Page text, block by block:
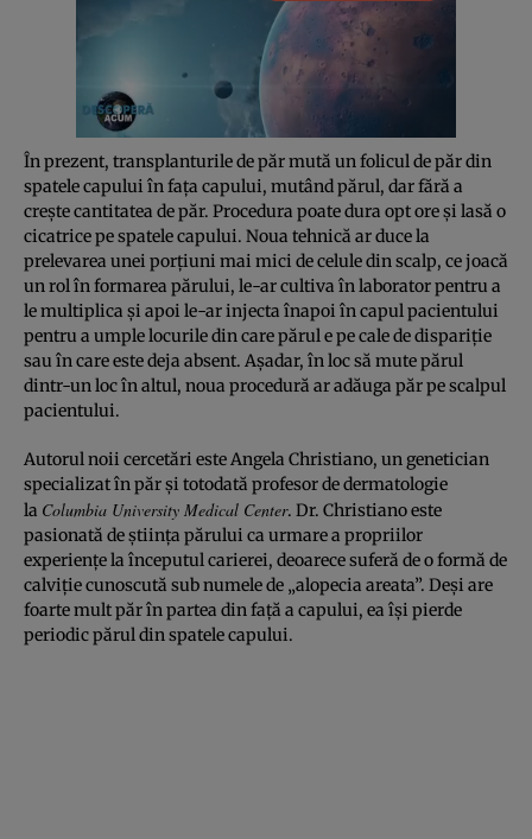
În prezent, transplanturile de păr mută un folicul de păr din
spatele capului în faţa capului, mutând părul, dar fără a
creşte cantitatea de păr. Procedura poate dura opt ore şi lasă o
cicatrice pe spatele capului. Noua tehnică ar duce la
prelevarea unei porţiuni mai mici de celule din scalp, ce joacă
un rol în formarea părului, le-ar cultiva în laborator pentru a
le multiplica şi apoi le-ar injecta înapoi în capul pacientului
pentru a umple locurile din care părul e pe cale de dispariţie
sau în care este deja absent. Aşadar, în loc să mute părul
dintr-un loc în altul, noua procedură ar adăuga păr pe scalpul
pacientului.
Autorul noii cercetări este Angela Christiano, un genetician
specializat în păr şi totodată profesor de dermatologie
la Columbia University Medical Center. Dr. Christiano este
pasionată de ştiinţa părului ca urmare a propriilor
experienţe la începutul carierei, deoarece suferă de o formă de
calviţie cunoscută sub numele de „alopecia areata”. Deşi are
foarte mult păr în partea din faţă a capului, ea îşi pierde
periodic părul din spatele capului.